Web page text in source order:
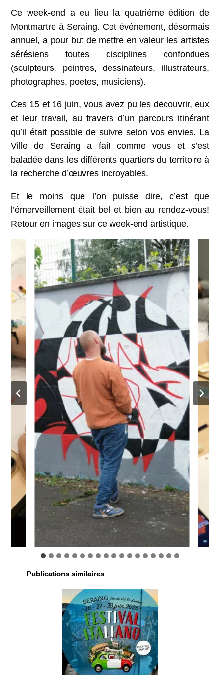
Ce week-end a eu lieu la quatrième édition de
Montmartre à Seraing. Cet événement, désormais
annuel, a pour but de mettre en valeur les artistes
sérésiens toutes disciplines confondues
(sculpteurs, peintres, dessinateurs, illustrateurs,
photographes, poètes, musiciens).
Ces 15 et 16 juin, vous avez pu les découvrir, eux
et leur travail, au travers d’un parcours itinérant
qu’il était possible de suivre selon vos envies. La
Ville de Seraing a fait comme vous et s’est
baladée dans les différents quartiers du territoire à
la recherche d’œuvres incroyables.
Et le moins que l’on puisse dire, c’est que
l’émerveillement était bel et bien au rendez-vous!
Retour en images sur ce week-end artistique.
Publications similaires